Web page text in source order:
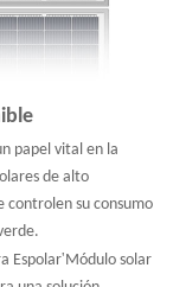
papel vital en la
de alto
controlen su consumo
Espolar' Módulo solar